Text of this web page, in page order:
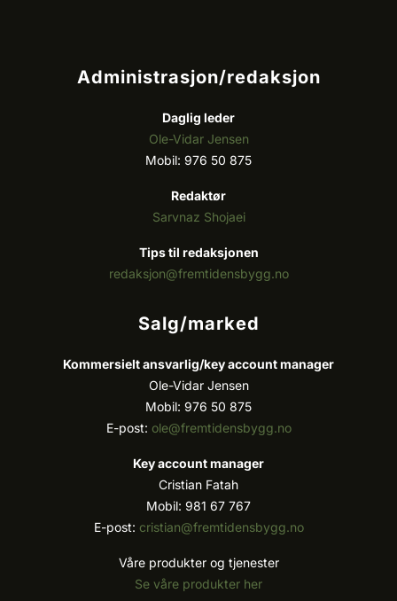
Administrasjon/redaksjon
Daglig leder
Ole-Vidar Jensen
Mobil: 976 50 875
Redaktør
Sarvnaz Shojaei
Tips til redaksjonen
redaksjon@fremtidensbygg.no
Salg/marked
Kommersielt ansvarlig/key account manager
Ole-Vidar Jensen
Mobil: 976 50 875
E-post: ole@fremtidensbygg.no
Key account manager
Cristian Fatah
Mobil: 981 67 767
E-post: cristian@fremtidensbygg.no
Våre produkter og tjenester
Se våre produkter her